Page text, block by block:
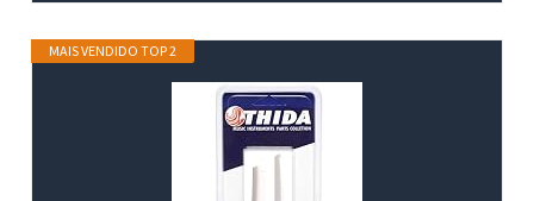
MAIS VENDIDO TOP 2